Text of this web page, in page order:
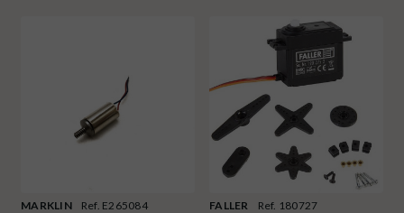
MARKLIN
Ref. E265084
FALLER
Ref. 180727